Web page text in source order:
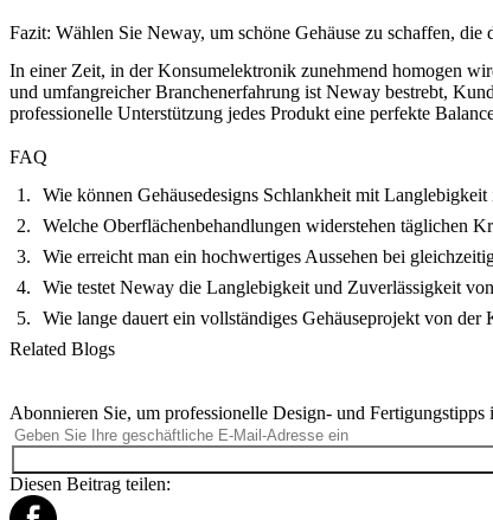
Fazit: Wählen Sie Neway, um schöne Gehäuse zu schaffen, die
In einer Zeit, in der Konsumelektronik zunehmend homogen
und umfangreicher Branchenerfahrung ist Neway bestrebt,
professionelle Unterstützung jedes Produkt eine perfekte
FAQ
Wie können Gehäusedesigns Schlankheit mit
Welche Oberflächenbehandlungen widerstehen täglichen
Wie erreicht man ein hochwertiges Aussehen bei
Wie testet Neway die Langlebigkeit und Zuverlässigkeit
Wie lange dauert ein vollständiges Gehäuseprojekt von
Related Blogs
Abonnieren Sie, um professionelle Design- und Fertigungstipps
Diesen Beitrag teilen: